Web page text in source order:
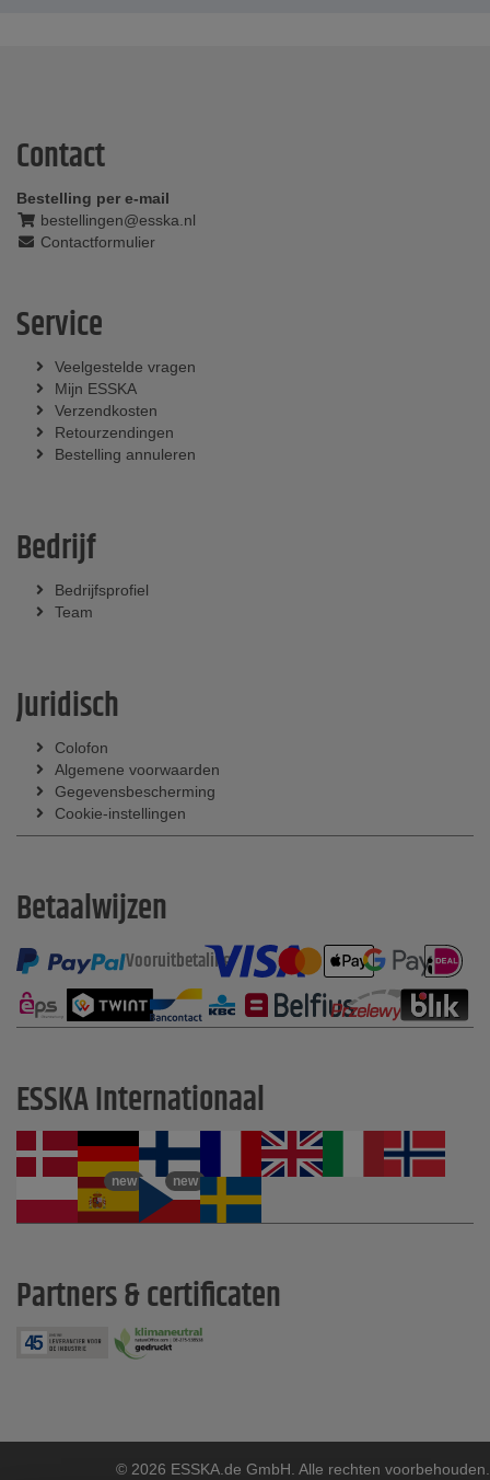
Contact
Bestelling per e-mail
bestellingen@esska.nl
Contactformulier
Service
Veelgestelde vragen
Mijn ESSKA
Verzendkosten
Retourzendingen
Bestelling annuleren
Bedrijf
Bedrijfsprofiel
Team
Juridisch
Colofon
Algemene voorwaarden
Gegevensbescherming
Cookie-instellingen
Betaalwijzen
Vooruitbetaling
ESSKA Internationaal
new new
Partners & certificaten
© 2026 ESSKA.de GmbH. Alle rechten voorbehouden.